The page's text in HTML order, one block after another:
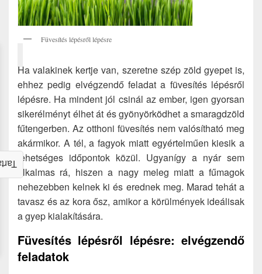
Füvesítés lépésről lépésre
Ha valakinek kertje van, szeretne szép zöld gyepet is,
ehhez pedig elvégzendő feladat a füvesítés lépésről
lépésre. Ha mindent jól csinál az ember, igen gyorsan
sikerélményt élhet át és gyönyörködhet a smaragdzöld
fűtengerben. Az otthoni füvesítés nem valósítható meg
akármikor. A tél, a fagyok miatt egyértelműen kiesik a
lehetséges időpontok közül. Ugyanígy a nyár sem
alkalmas rá, hiszen a nagy meleg miatt a fűmagok
nehezebben kelnek ki és erednek meg. Marad tehát a
tavasz és az kora ősz, amikor a körülmények ideálisak
a gyep kialakítására.
Füvesítés lépésről lépésre: elvégzendő
feladatok